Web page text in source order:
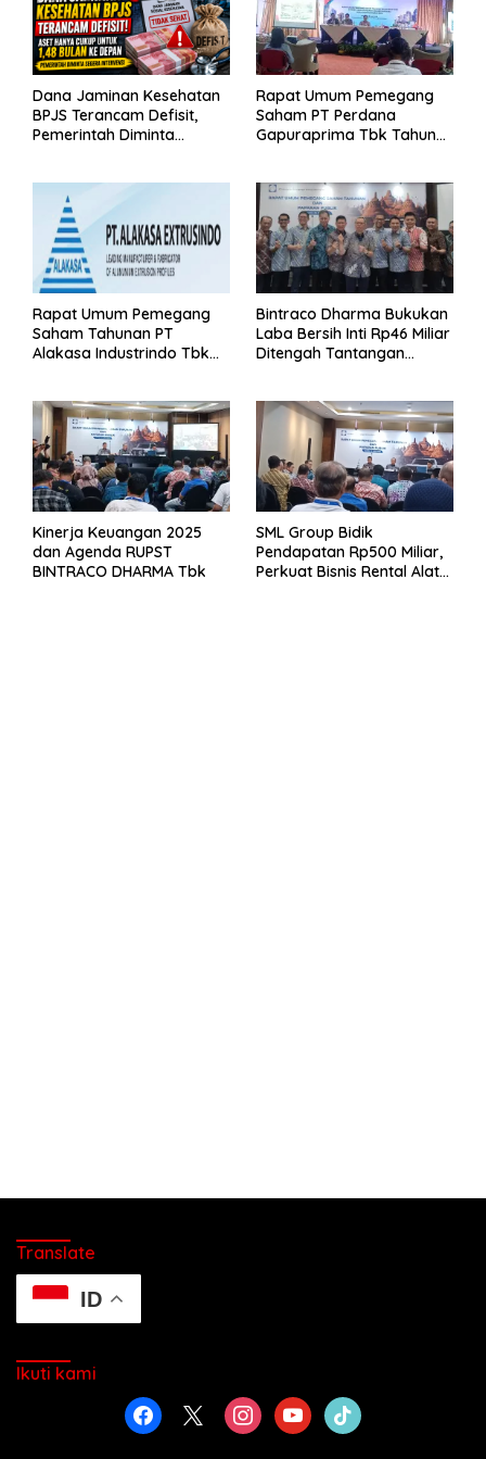
Dana Jaminan Kesehatan
BPJS Terancam Defisit,
Pemerintah Diminta
Rapat Umum Pemegang
Saham PT Perdana
Gapuraprima Tbk Tahun
Rapat Umum Pemegang
Saham Tahunan PT
Alakasa Industrindo Tbk
Bintraco Dharma Bukukan
Laba Bersih Inti Rp46 Miliar
Ditengah Tantangan
Kinerja Keuangan 2025
dan Agenda RUPST
BINTRACO DHARMA Tbk
SML Group Bidik
Pendapatan Rp500 Miliar,
Perkuat Bisnis Rental Alat
Translate
ID
Ikuti kami
facebook instagramyoutubetiktok